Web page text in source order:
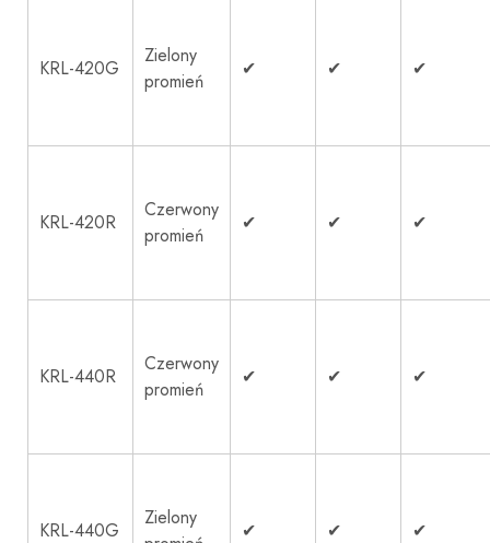
KRL-420G
Zielony
promień
✔ ✔ ✔
KRL-420R
Czerwony
promień
✔ ✔ ✔
KRL-440R
Czerwony
promień
✔ ✔ ✔
KRL-440G
Zielony
✔ ✔ ✔